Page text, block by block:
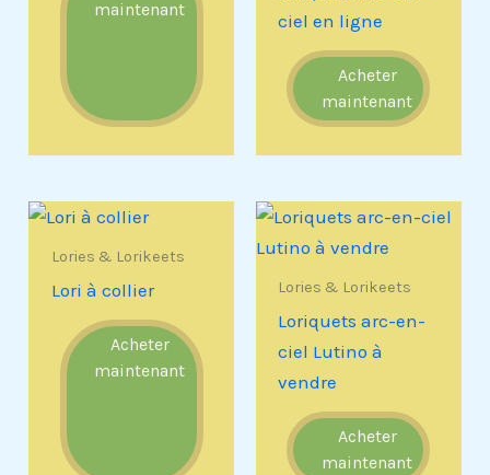
maintenant
ciel en ligne
Acheter
maintenant
Lories & Lorikeets
Lori à collier
Acheter
maintenant
Lories & Lorikeets
Loriquets arc-en-
ciel Lutino à
vendre
Acheter
maintenant